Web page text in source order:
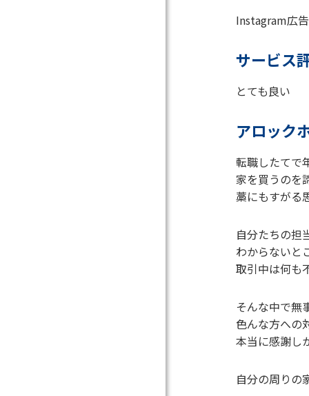
Instagram広告
サービス
とても良い
アロック
転職したてで
家を買うのを
藁にもすがる
自分たちの担
わからないと
取引中は何も
そんな中で無
色んな方への
本当に感謝し
自分の周りの